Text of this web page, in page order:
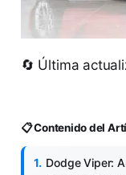
🔄 Última
📋 Contenido del
Dodge Viper: